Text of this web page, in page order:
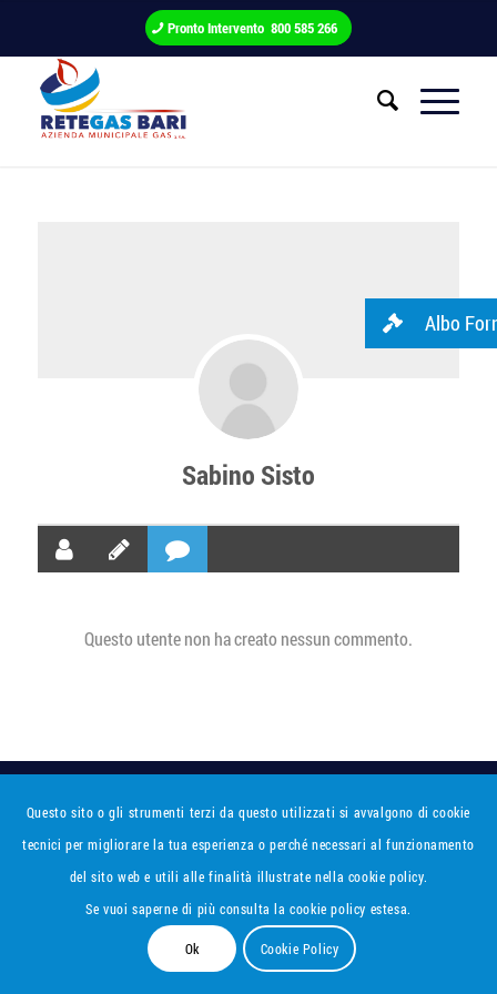
Pronto Intervento 800 585 266
Sabino Sisto
Questo utente non ha creato nessun commento.
Retegas Bari Azienda Municipale Gas P. IVA 05491170725 | © Copyright
2021 - Tutti i diritti riservati |
Privacy Policy Cookie Policy
Questo sito o gli strumenti terzi da questo utilizzati si avvalgono di cookie
tecnici per migliorare la tua esperienza o perché necessari al funzionamento
del sito web e utili alle finalità illustrate nella cookie policy.
Se vuoi saperne di più consulta la cookie policy estesa.
Ok Cookie Policy
Albo